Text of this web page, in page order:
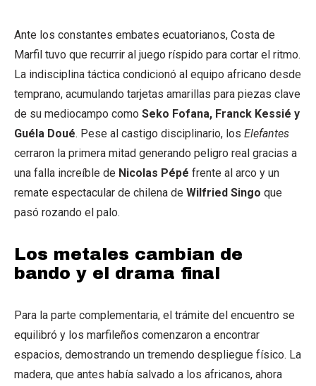
Ante los constantes embates ecuatorianos, Costa de
Marfil tuvo que recurrir al juego ríspido para cortar el ritmo.
La indisciplina táctica condicionó al equipo africano desde
temprano, acumulando tarjetas amarillas para piezas clave
de su mediocampo como Seko Fofana, Franck Kessié y
Guéla Doué. Pese al castigo disciplinario, los Elefantes
cerraron la primera mitad generando peligro real gracias a
una falla increíble de Nicolas Pépé frente al arco y un
remate espectacular de chilena de Wilfried Singo que
pasó rozando el palo.
Los metales cambian de
bando y el drama final
Para la parte complementaria, el trámite del encuentro se
equilibró y los marfileños comenzaron a encontrar
espacios, demostrando un tremendo despliegue físico. La
madera, que antes había salvado a los africanos, ahora